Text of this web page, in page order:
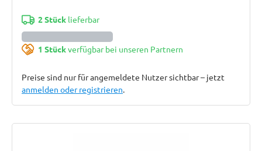
2 Stücklieferbar
1 Stückverfügbar bei unseren Partnern
Preise sind nur für angemeldete Nutzer sichtbar – jetzt
anmelden oder registrieren.